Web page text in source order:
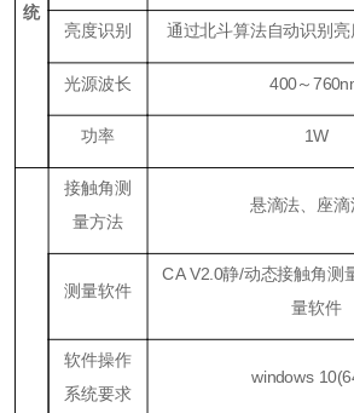
统
亮度识别 通过北斗算法自动识别
光源波长 400～
功率 1W
接触角测
量方法
悬滴法、座滴
测量软件
CA V2.0静/动态接触角测
量软件
软件操作
系统要求
windows 10(